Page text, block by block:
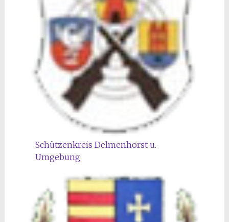
Schützenkreis Delmenhorst u.
Umgebung